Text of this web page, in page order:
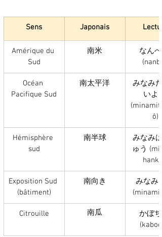
Sens Japonais
Amérique du
Sud
南米
なんべ
Océan
Pacifique Sud
南太平洋
みなみた
いよ
ô)
Hémisphère
sud
南半球
みなみは
ゅう
Exposition Sud
(bâtiment)
南向き
みなみ
Citrouille 南瓜
かぼち